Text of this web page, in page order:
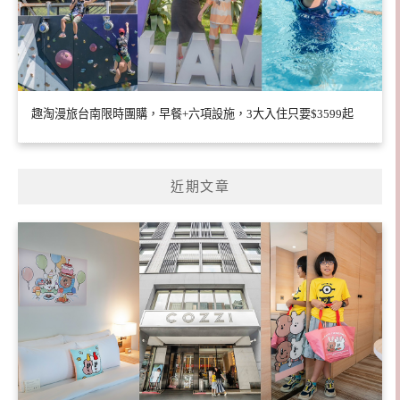
趣淘漫旅台南限時團購，早餐+六項設施，3大入住只要$3599起
近期文章